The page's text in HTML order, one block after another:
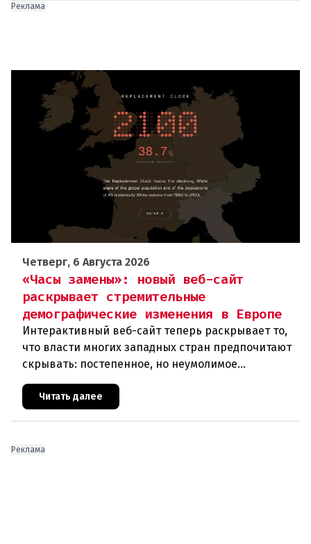
Реклама
Четверг, 6 Августа 2026
«Часы замены»: новый веб-сайт
раскрывает стремительные
демографические изменения в Европе
Интерактивный веб-сайт теперь раскрывает то,
что власти многих западных стран предпочитают
скрывать: постепенное, но неумолимое
сокращение численности населения
европейского происхождения. «Часы замен
Читать далее
Реклама